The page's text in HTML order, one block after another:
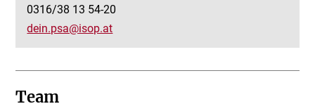
0316/38 13 54-20
dein.psa@isop.at
Team